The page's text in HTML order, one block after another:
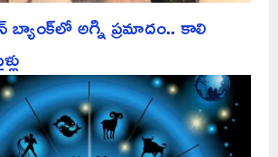
అగ్ని ప్రమాదం.. కాలి